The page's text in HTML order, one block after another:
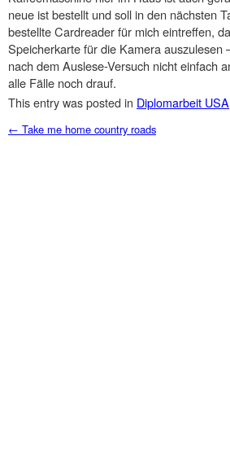
neue ist bestellt und soll in den nächsten
bestellte Cardreader für mich eintreffen,
Speicherkarte für die Kamera auszulesen
nach dem Auslese-Versuch nicht einfach
alle Fälle noch drauf.
This entry was posted in Diplomarbeit USA
Post navigation
← Take me home country roads